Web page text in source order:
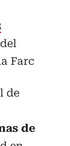
Farc
de
de